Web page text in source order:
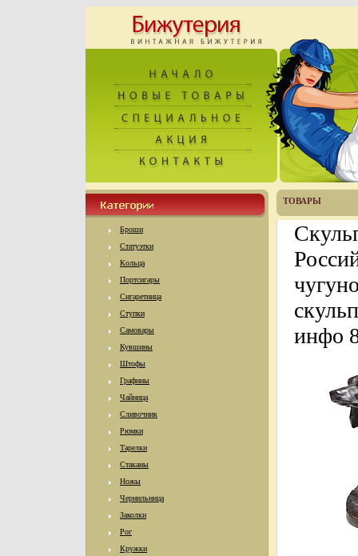
Броши
Статуэтки
Кольца
Портсигары
Сигаретница
Ступки
Самовары
Кувшины
Штофы
Графины
Чайница
Сливочник
Рюмки
Тарелки
Стаканы
Ножы
Чернильница
Заколки
Рог
Кружки
ТОВАРЫ
инфо